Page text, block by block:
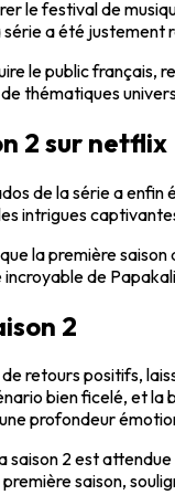
le festival de
a été justement
le public
thématiques
2 sur netflix
de la série a
intrigues
la première
de
2
retours positifs,
bien ficelé, et
profondeur
saison 2 est
saison,